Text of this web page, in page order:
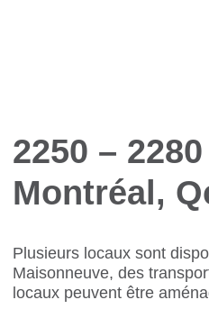
2250 –
Montréal,
Plusieurs locaux sont
Maisonneuve, des
locaux peuvent être